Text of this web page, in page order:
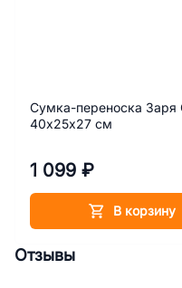
Сумка-переноска Заря
40х25х27 см
1 099 ₽
В корзину
Отзывы